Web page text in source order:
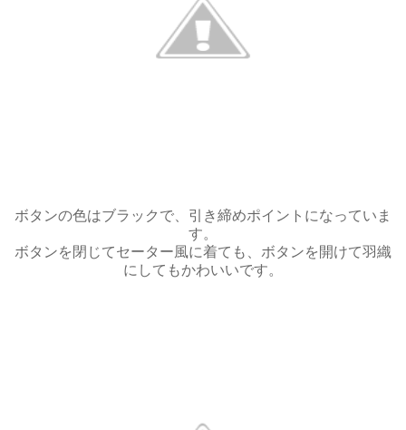
ボタンの色はブラックで、引き締めポイントになっていま
す。
ボタンを閉じてセーター風に着ても、ボタンを開けて羽織
にしてもかわいいです。